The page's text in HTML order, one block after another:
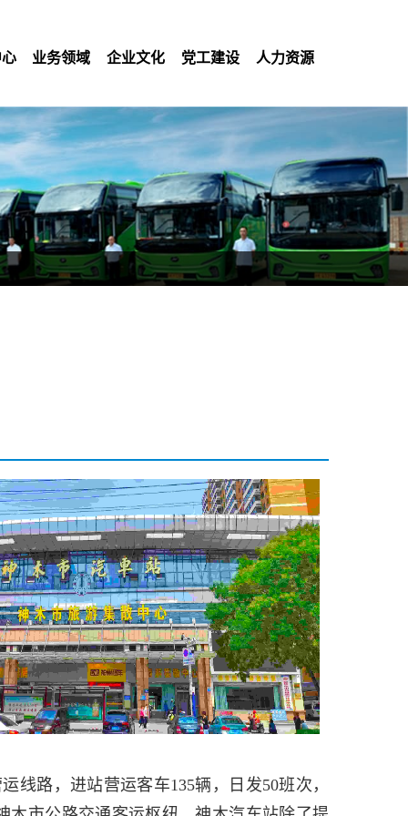
业务领域 企业文化 党工建设 人力资源
线路，进站营运客车135辆，日发50班次，